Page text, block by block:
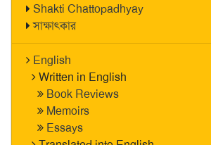
Shakti Chattopadhyay
সাক্ষাৎকার
English
Written in English
Book Reviews
Memoirs
Essays